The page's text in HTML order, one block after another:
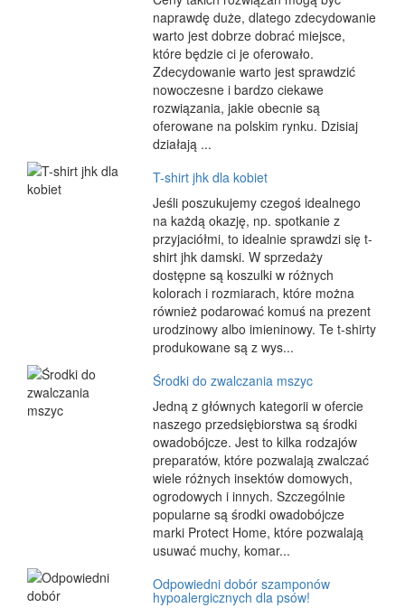
naprawdę duże, dlatego zdecydowanie
warto jest dobrze dobrać miejsce,
które będzie ci je oferowało.
Zdecydowanie warto jest sprawdzić
nowoczesne i bardzo ciekawe
rozwiązania, jakie obecnie są
oferowane na polskim rynku. Dzisiaj
działają ...
T-shirt jhk dla kobiet
Jeśli poszukujemy czegoś idealnego
na każdą okazję, np. spotkanie z
przyjaciółmi, to idealnie sprawdzi się t-
shirt jhk damski. W sprzedaży
dostępne są koszulki w różnych
kolorach i rozmiarach, które można
również podarować komuś na prezent
urodzinowy albo imieninowy. Te t-shirty
produkowane są z wys...
Środki do zwalczania mszyc
Jedną z głównych kategorii w ofercie
naszego przedsiębiorstwa są środki
owadobójcze. Jest to kilka rodzajów
preparatów, które pozwalają zwalczać
wiele różnych insektów domowych,
ogrodowych i innych. Szczególnie
popularne są środki owadobójcze
marki Protect Home, które pozwalają
usuwać muchy, komar...
Odpowiedni dobór szamponów
hypoalergicznych dla psów!